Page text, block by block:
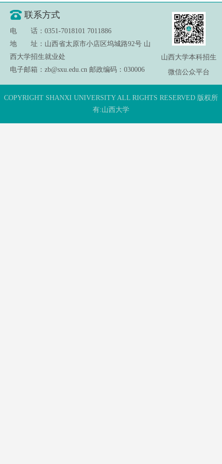
联系方式
电 话：0351-7018101 7011886
地 址：山西省太原市小店区坞城路92号 山
西大学招生就业处
电子邮箱：zb@sxu.edu.cn 邮政编码：030006
山西大学本科招生
微信公众平台
COPYRIGHT SHANXI UNIVERSITY ALL RIGHTS RESERVED 版权所
有:山西大学